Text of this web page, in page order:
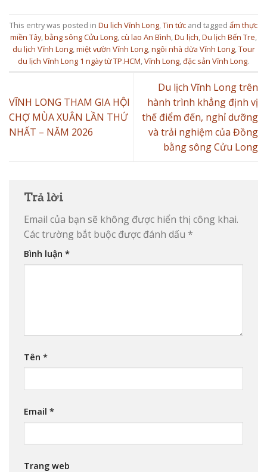
This entry was posted in Du lịch Vĩnh Long,Tin tức and tagged ẩm thực
miền Tây,bằng sông Cửu Long,cù lao An Bình,Du lịch,Du lịch Bến Tre,
du lịch Vĩnh Long,miệt vườn Vĩnh Long,ngôi nhà dừa Vĩnh Long,Tour
du lịch Vĩnh Long 1 ngày từ TP.HCM,Vĩnh Long,đặc sản Vĩnh Long.
VĨNH LONG THAM GIA HỘI
CHỢ MÙA XUÂN LẦN THỨ
NHẤT – NĂM 2026
Du lịch Vĩnh Long trên
hành trình khẳng định vị
thế điểm đến, nghỉ dưỡng
và trải nghiệm của Đồng
bằng sông Cửu Long
Trả lời
Email của bạn sẽ không được hiển thị công khai.
Các trường bắt buộc được đánh dấu *
Bình luận *
Tên *
Email *
Trang web